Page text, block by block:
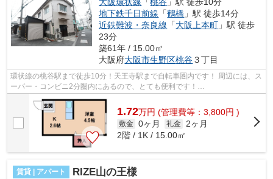
大阪環状線 「桃谷 」駅 徒歩10分
地下鉄千日前線 「鶴橋 」駅 徒歩14分
近鉄難波・奈良線 「大阪上本町 」駅 徒歩
23分
築61年 / 15.00㎡
大阪府大阪市生野区桃谷３丁目
環状線の桃谷駅まで徒歩10分！天王寺駅まで自転車圏内です！ 周辺には、ス
ーパー・コンビニ2分圏内にあるので、とても便利です！
■□■□■□■□■□■□■□■□■□■□■□■□■□■□■□■□■□■□■□■□ ご覧い...
1.72万円 (管理費等：3,800円 )
敷金 0ヶ月 礼金
2ヶ月
2階 / 1K / 15.00㎡
賃貸 | アパート RIZE山の王様